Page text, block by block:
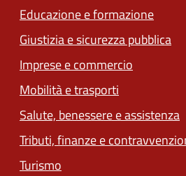
Educazione e formazione
Giustizia e sicurezza pubblica
Imprese e commercio
Mobilità e trasporti
Salute, benessere e assistenza
Tributi, finanze e
Turismo